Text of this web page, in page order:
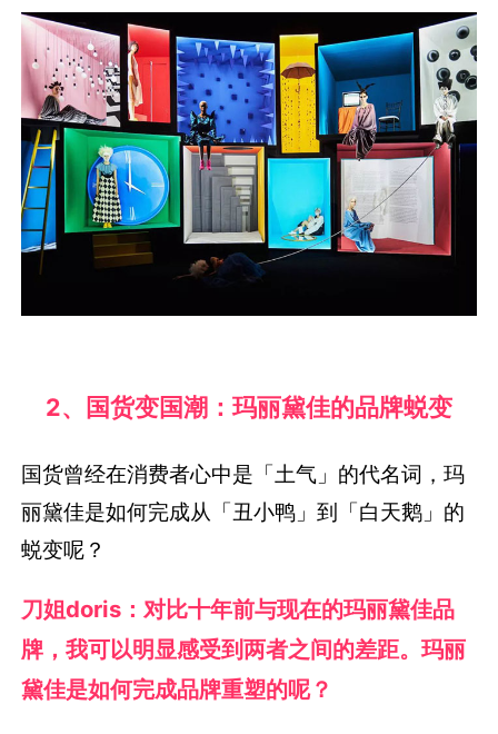
2、 国货变国潮：玛丽黛佳的品牌蜕变
国货曾经在消费者心中是「土气」的代名词，玛
丽黛佳是如何完成从「丑小鸭」到「白天鹅」的
蜕变呢？
刀姐doris：对比十年前与现在的玛丽黛佳品
牌，我可以明显感受到两者之间的差距。玛丽
黛佳是如何完成品牌重塑的呢？